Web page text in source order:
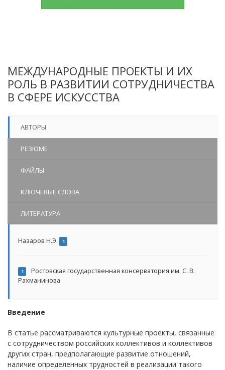
МЕЖДУНАРОДНЫЕ ПРОЕКТЫ И ИХ
РОЛЬ В РАЗВИТИИ СОТРУДНИЧЕСТВА
В СФЕРЕ ИСКУССТВА
АВТОРЫ
РЕЗЮМЕ
ФАЙЛЫ
КЛЮЧЕВЫЕ СЛОВА
ЛИТЕРАТУРА
Назаров Н.Э. 1
1
Ростовская государственная консерватория им. С. В.
Рахманинова
Введение
В статье рассматриваются культурные проекты, связанные
с сотрудничеством российских коллективов и коллективов
других стран, предполагающие развитие отношений,
наличие определенных трудностей в реализации такого